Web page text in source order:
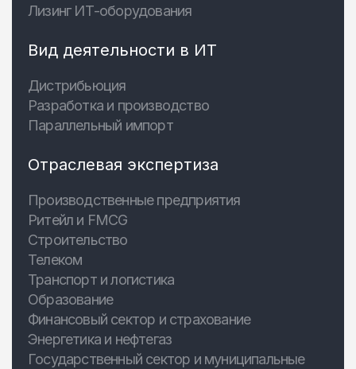
Лизинг ИТ-оборудования
Вид деятельности в ИТ
Дистрибьюция
Разработка и производство
Параллельный импорт
Отраслевая экспертиза
Производственные предприятия
Ритейл и FMCG
Строительство
Телеком
Транспорт и логистика
Образование
Финансовый сектор и страхование
Энергетика и нефтегаз
Государственный сектор и муниципальные